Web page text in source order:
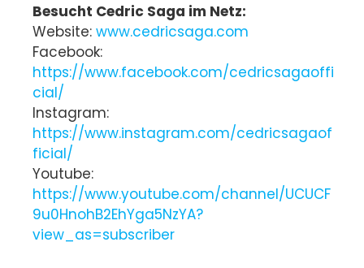
Besucht Cedric Saga im Netz:
Website: www.cedricsaga.com
Facebook:
https://www.facebook.com/cedricsagaoffi
cial/
Instagram:
https://www.instagram.com/cedricsagaof
ficial/
Youtube:
https://www.youtube.com/channel/UCUCF
9u0HnohB2EhYga5NzYA?
view_as=subscriber